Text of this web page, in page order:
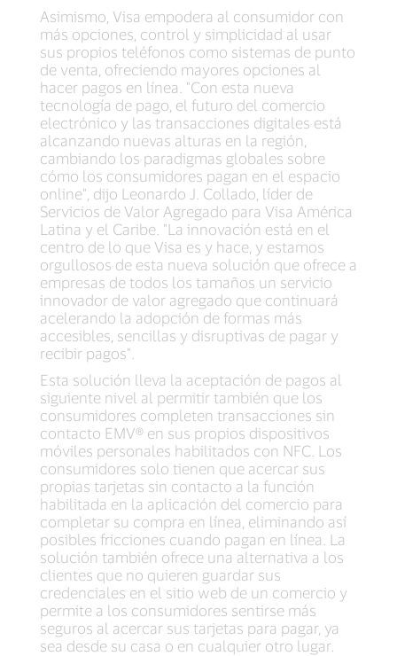
Asimismo, Visa empodera al consumidor con
más opciones, control y simplicidad al usar
sus propios teléfonos como sistemas de punto
de venta, ofreciendo mayores opciones al
hacer pagos en línea. "Con esta nueva
tecnología de pago, el futuro del comercio
electrónico y las transacciones digitales está
alcanzando nuevas alturas en la región,
cambiando los paradigmas globales sobre
cómo los consumidores pagan en el espacio
online", dijo Leonardo J. Collado, líder de
Servicios de Valor Agregado para Visa América
Latina y el Caribe. "La innovación está en el
centro de lo que Visa es y hace, y estamos
orgullosos de esta nueva solución que ofrece a
empresas de todos los tamaños un servicio
innovador de valor agregado que continuará
acelerando la adopción de formas más
accesibles, sencillas y disruptivas de pagar y
recibir pagos".
Esta solución lleva la aceptación de pagos al
siguiente nivel al permitir también que los
consumidores completen transacciones sin
contacto EMV® en sus propios dispositivos
móviles personales habilitados con NFC. Los
consumidores solo tienen que acercar sus
propias tarjetas sin contacto a la función
habilitada en la aplicación del comercio para
completar su compra en línea, eliminando así
posibles fricciones cuando pagan en línea. La
solución también ofrece una alternativa a los
clientes que no quieren guardar sus
credenciales en el sitio web de un comercio y
permite a los consumidores sentirse más
seguros al acercar sus tarjetas para pagar, ya
sea desde su casa o en cualquier otro lugar.